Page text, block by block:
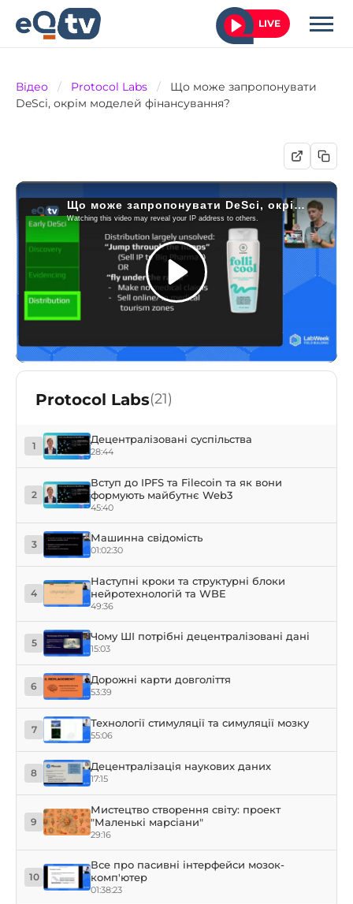
LIVE
Відео / Protocol Labs /
Що може запропонувати
DeSci, окрім моделей фінансування?
Protocol Labs(21)
1 Децентралізовані суспільства
28:44
2
Вступ до IPFS та Filecoin та як вони
формують майбутнє Web3
45:40
3 Машинна свідомість
01:02:30
4
Наступні кроки та структурні блоки
нейротехнологій та WBE
49:36
5 Чому ШІ потрібні децентралізовані дані
15:03
6 Дорожні карти довголіття
53:39
7 Технології стимуляції та симуляції мозку
55:06
8 Децентралізація наукових даних
17:15
9
Мистецтво створення світу: проект
"Маленькі марсіани"
29:16
10
Все про пасивні інтерфейси мозок-
комп'ютер
01:38:23